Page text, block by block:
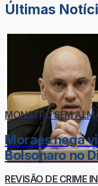
Últimas
MONSTRO SEM
Moraes nega
Bolsonaro no
REVISÃO DE CRIME